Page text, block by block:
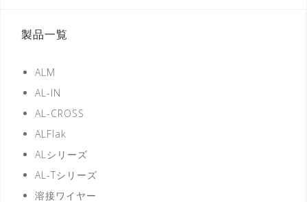
製品一覧
ALM
AL-IN
AL-CROSS
ALFlak
ALシリーズ
AL-Tシリーズ
溶接ワイヤー